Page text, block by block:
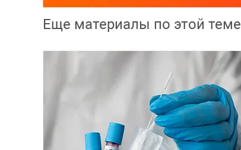
Еще материалы по этой теме